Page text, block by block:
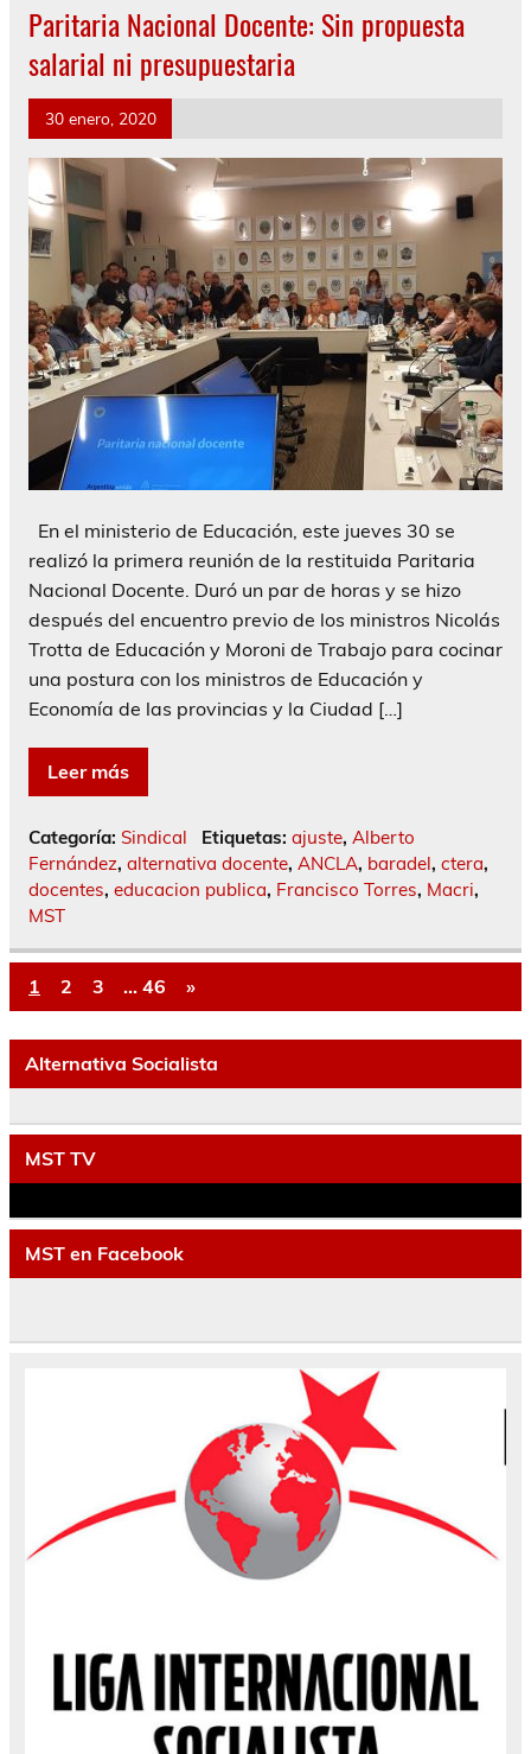
Paritaria Nacional Docente: Sin propuesta
salarial ni presupuestaria
30 enero, 2020
En el ministerio de Educación, este jueves 30 se
realizó la primera reunión de la restituida Paritaria
Nacional Docente. Duró un par de horas y se hizo
después del encuentro previo de los ministros Nicolás
Trotta de Educación y Moroni de Trabajo para cocinar
una postura con los ministros de Educación y
Economía de las provincias y la Ciudad […]
Leer más
Categoría: Sindical Etiquetas: ajuste, Alberto
Fernández, alternativa docente, ANCLA, baradel, ctera,
docentes, educacion publica, Francisco Torres, Macri,
MST
1 2 3 … 46 »
Alternativa Socialista
MST TV
MST en Facebook